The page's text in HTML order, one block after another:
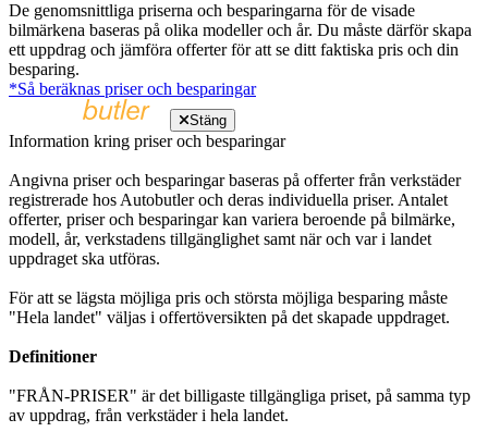
De genomsnittliga priserna och besparingarna för de visade
bilmärkena baseras på olika modeller och år. Du måste därför skapa
ett uppdrag och jämföra offerter för att se ditt faktiska pris och din
besparing.
*Så beräknas priser och besparingar
Stäng
Information kring priser och besparingar
Angivna priser och besparingar baseras på offerter från verkstäder
registrerade hos Autobutler och deras individuella priser. Antalet
offerter, priser och besparingar kan variera beroende på bilmärke,
modell, år, verkstadens tillgänglighet samt när och var i landet
uppdraget ska utföras.
För att se lägsta möjliga pris och största möjliga besparing måste
"Hela landet" väljas i offertöversikten på det skapade uppdraget.
Definitioner
"FRÅN-PRISER" är det billigaste tillgängliga priset, på samma typ
av uppdrag, från verkstäder i hela landet.